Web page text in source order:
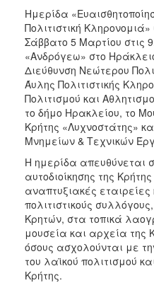
2015
2012
2011
ΔΗΜΟΣ
ΠΟΛΙΤΙΣΜΟΣ
ΑΝΘΕΚΤΙΚΗ
ΠΟΛΗ
Ημερίδα
Πολιτιστική
Σάββατο 5 Μαρτίου στις
«Ανδρόγεω» στο
Διεύθυνση Νεώτερου
Άυλης Πολιτιστικής
Πολιτισμού και
το δήμο Ηρακλείου, το
Κρήτης «Λυχνοστάτης»
Μνημείων & Τεχνικών
Η ημερίδα απευθύνεται
αυτοδιοίκησης της
αναπτυξιακές εταιρείες
πολιτιστικούς
Κρητών, στα τοπικά
μουσεία και αρχεία της
όσους ασχολούνται με
του λαϊκού πολιτισμού
Κρήτης.